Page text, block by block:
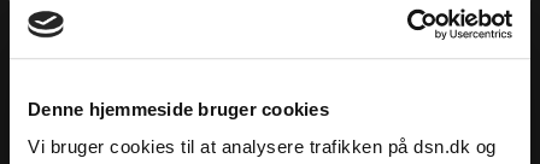
Denne hjemmeside bruger cookies
Vi bruger cookies til at analysere trafikken på dsn.dk og
5400 Bogense
Andre henvendelser:
33 74 74 00
adm@dsn.dk